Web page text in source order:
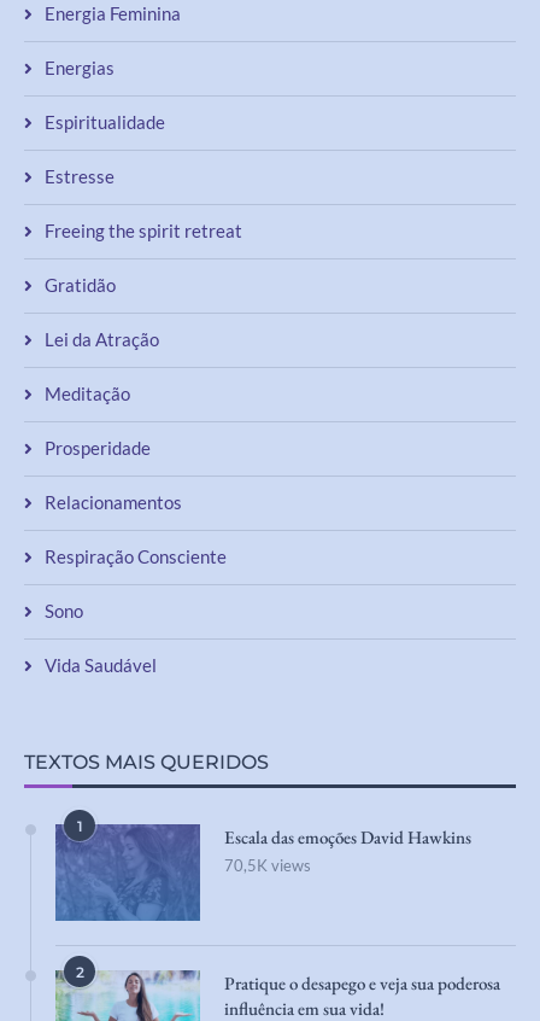
Energia Feminina
Energias
Espiritualidade
Estresse
Freeing the spirit retreat
Gratidão
Lei da Atração
Meditação
Prosperidade
Relacionamentos
Respiração Consciente
Sono
Vida Saudável
TEXTOS MAIS QUERIDOS
1 Escala das emoções David Hawkins
70,5K views
2
Pratique o desapego e veja sua poderosa
influência em sua vida!